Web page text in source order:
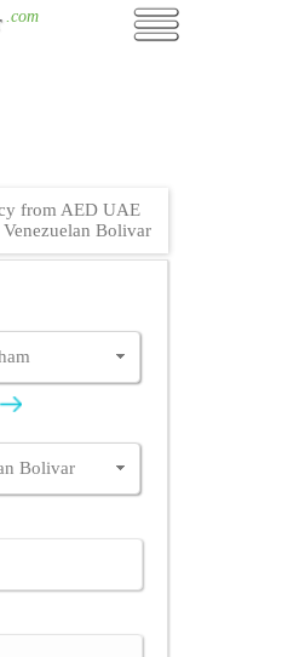
.com
from AED UAE
Bolivar